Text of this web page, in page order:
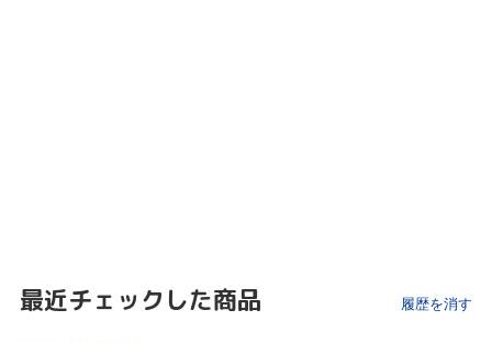
最近チェックした商品 履歴を消す